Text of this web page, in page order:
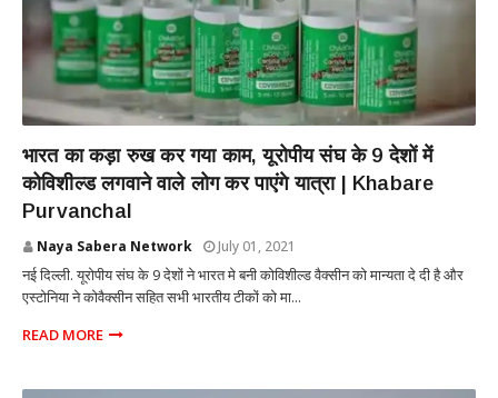
भारत का कड़ा रुख कर गया काम, यूरोपीय संघ के 9 देशों में
कोविशील्ड लगवाने वाले लोग कर पाएंगे यात्रा | Khabare
Purvanchal
Naya Sabera Network July 01, 2021
नई दिल्ली. यूरोपीय संघ के 9 देशों ने भारत मे बनी कोविशील्ड वैक्सीन को मान्यता दे दी है और
एस्टोनिया ने कोवैक्सीन सहित सभी भारतीय टीकों को मा...
READ MORE